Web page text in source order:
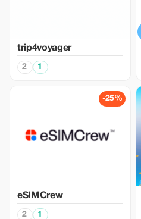
trip4voyager
2 1
-25%
eSIMCrew
2 1